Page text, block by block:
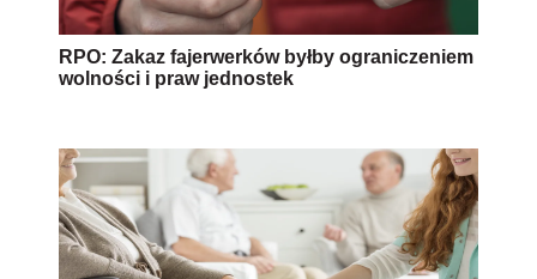
RPO: Zakaz fajerwerków byłby ograniczeniem
wolności i praw jednostek